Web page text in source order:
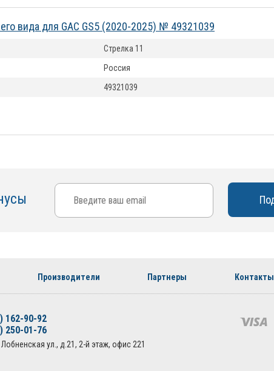
вида для GAC GS5 (2020-2025) № 49321039
Стрелка 11
Россия
49321039
Производители Партнеры Контакты
162-90-92
250-01-76
ул., д.21, 2-й этаж, офис 221